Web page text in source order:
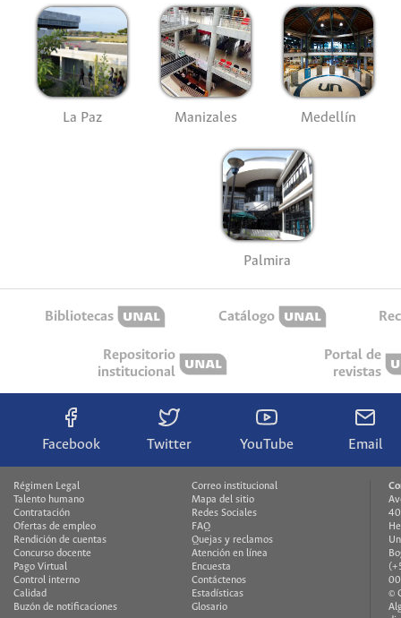
La Paz Manizales Medellín
Palmira
Bibliotecas Catálogo
Repositorio
institucional
Portal de
revistas
Facebook Twitter YouTube Email
Régimen Legal
Talento humano
Contratación
Ofertas de empleo
Rendición de cuentas
Concurso docente
Pago Virtual
Control interno
Calidad
Buzón de notificaciones
Correo institucional
Mapa del sitio
Redes Sociales
FAQ
Quejas y reclamos
Atención en línea
Encuesta
Contáctenos
Estadísticas
Glosario
©